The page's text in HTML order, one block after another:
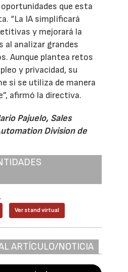
que esta
“La IA simplificará
y mejorará la
al analizar grandes
Aunque plantea retos
y privacidad, su
si se utiliza de manera
afirmó la directiva.
Pajuelo, Sales
Division de
Ver stand virtual
ARTÍCULO/NOTICIA